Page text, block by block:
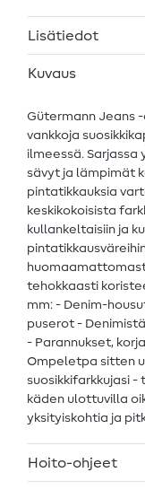
Lisätiedot
Kuvaus
Gütermann Jeans
vankkoja
ilmeessä.
sävyt ja lämpimät
pintatikkauksia
keskikokoisista
kullankeltaisiin ja
tehokkaasti
mm: - Denim-
puserot -
- Parannukset,
Ompeletpa sitten
suosikkifarkkujasi -
käden ulottuvilla
yksityiskohtia ja
Hoito-ohjeet